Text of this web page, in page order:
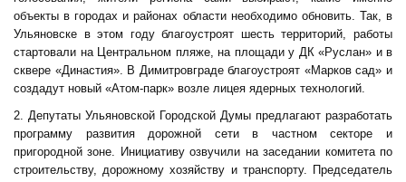
объекты в городах и районах области необходимо обновить. Так, в
Ульяновске в этом году благоустроят шесть территорий, работы
стартовали на Центральном пляже, на площади у ДК «Руслан» и в
сквере «Династия». В Димитровграде благоустроят «Марков сад» и
создадут новый «Атом-парк» возле лицея ядерных технологий.
2. Депутаты Ульяновской Городской Думы предлагают разработать
программу развития дорожной сети в частном секторе и
пригородной зоне. Инициативу озвучили на заседании комитета по
строительству, дорожному хозяйству и транспорту. Председатель